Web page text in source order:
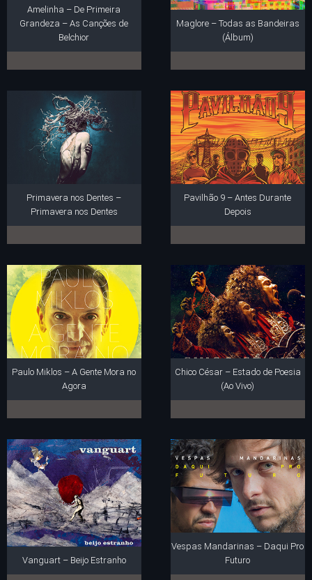
Amelinha – De Primeira
Grandeza – As Canções de
Belchior
Maglore – Todas as Bandeiras
(Álbum)
Primavera nos Dentes –
Primavera nos Dentes
Pavilhão 9 – Antes Durante
Depois
Paulo Miklos – A Gente Mora no
Agora
Chico César – Estado de Poesia
(Ao Vivo)
Vanguart – Beijo Estranho
Vespas Mandarinas – Daqui Pro
Futuro